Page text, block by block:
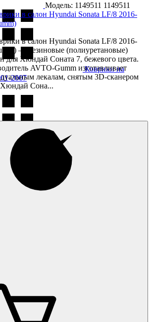
Коврики на
2007
Модель: 1149511 1149511
в салон Hyundai Sonata LF/8 2016-
в салон Hyundai Sonata LF/8 2016-
— резиновые (полиуретановые)
для Хюндай Соната 7, бежевого цвета.
AVTO-Gumm изготавливает
лекалам, снятым 3D-сканером
Хюндай Сона...